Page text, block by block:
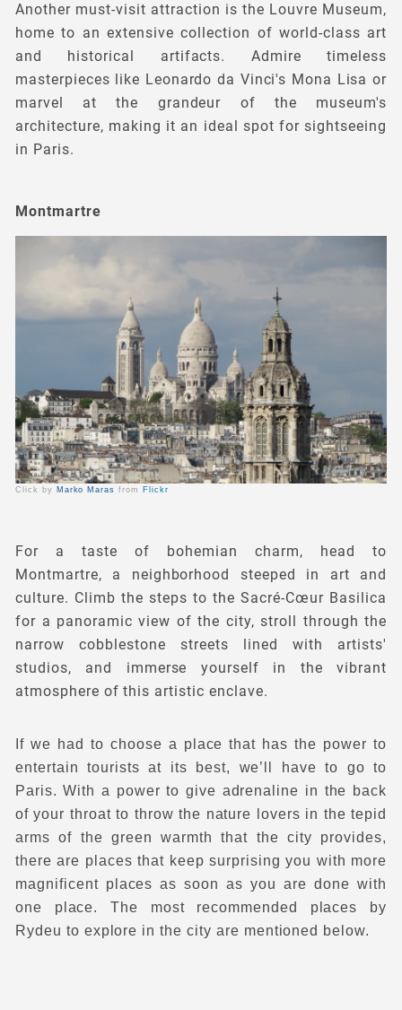
Another must-visit attraction is the Louvre Museum,
home to an extensive collection of world-class art
and historical artifacts. Admire timeless
masterpieces like Leonardo da Vinci's Mona Lisa or
marvel at the grandeur of the museum's
architecture, making it an ideal spot for sightseeing
in Paris.
Click by Marko Maras from Flickr
Montmartre
For a taste of bohemian charm, head to
Montmartre, a neighborhood steeped in art and
culture. Climb the steps to the Sacré-Cœur Basilica
for a panoramic view of the city, stroll through the
narrow cobblestone streets lined with artists'
studios, and immerse yourself in the vibrant
atmosphere of this artistic enclave.
If we had to choose a place that has the power to
entertain tourists at its best, we’ll have to go to
Paris. With a power to give adrenaline in the back
of your throat to throw the nature lovers in the tepid
arms of the green warmth that the city provides,
there are places that keep surprising you with more
magnificent places as soon as you are done with
one place. The most recommended places by
Rydeu to explore in the city are mentioned below.